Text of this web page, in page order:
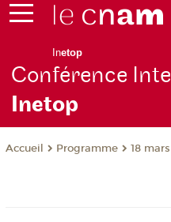
Inetop
Conférence Inte
Inetop
Accueil Programme 18 mars